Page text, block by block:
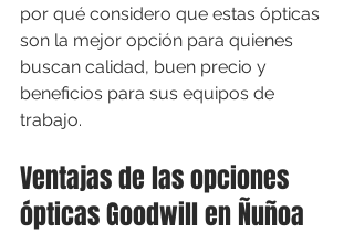
por qué considero que estas ópticas
son la mejor opción para quienes
buscan calidad, buen precio y
beneficios para sus equipos de
trabajo.
Ventajas de las opciones
ópticas Goodwill en Ñuñoa